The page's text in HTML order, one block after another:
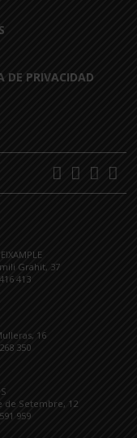
DE PRIVACIDAD
Grahit, 37
413
16
350
de Setembre, 12
959